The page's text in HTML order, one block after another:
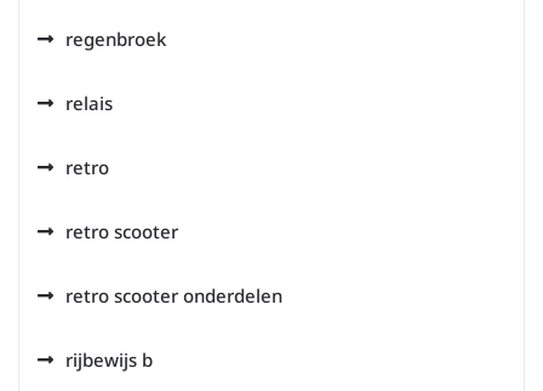
regenbroek
relais
retro
retro scooter
retro scooter onderdelen
rijbewijs b